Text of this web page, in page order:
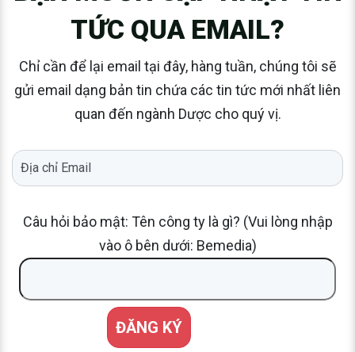
TỨC QUA EMAIL?
Chỉ cần để lại email tại đây, hàng tuần, chúng tôi sẽ
gửi email dạng bản tin chứa các tin tức mới nhất liên
quan đến ngành Dược cho quý vị.
Câu hỏi bảo mật: Tên công ty là gì? (Vui lòng nhập
vào ô bên dưới: Bemedia)